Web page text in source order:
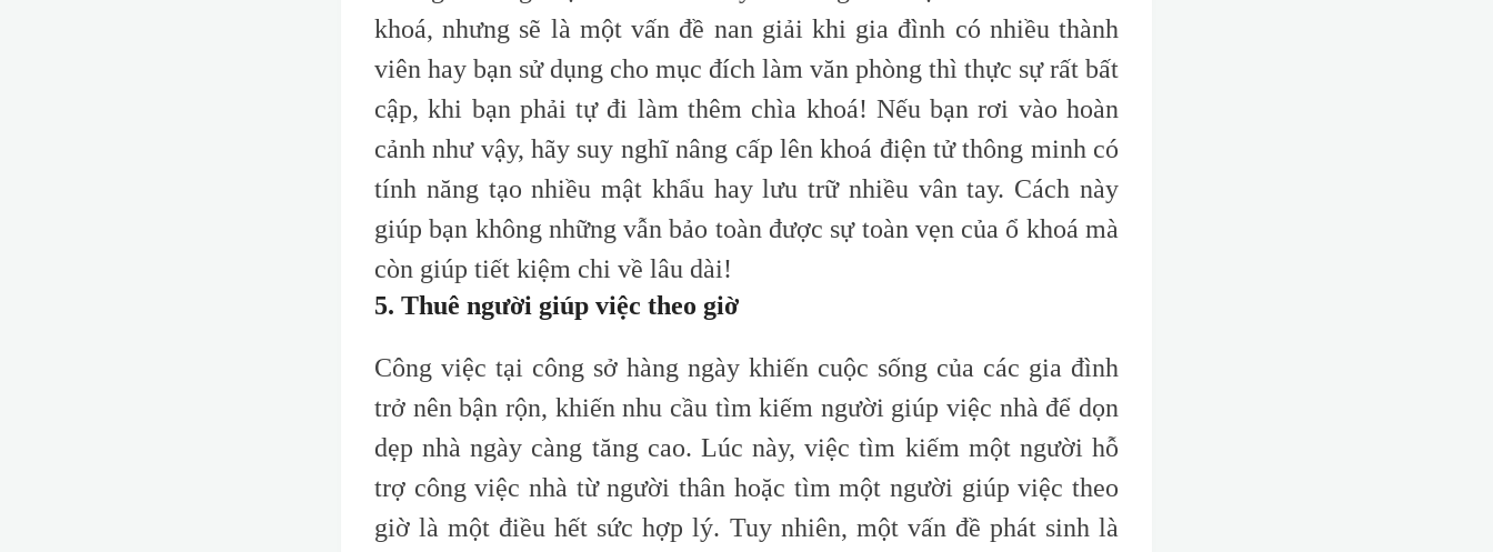
khoá, nhưng sẽ là một vấn đề nan giải khi gia đình có nhiều thành
viên hay bạn sử dụng cho mục đích làm văn phòng thì thực sự rất bất
cập, khi bạn phải tự đi làm thêm chìa khoá! Nếu bạn rơi vào hoàn
cảnh như vậy, hãy suy nghĩ nâng cấp lên khoá điện tử thông minh có
tính năng tạo nhiều mật khẩu hay lưu trữ nhiều vân tay. Cách này
giúp bạn không những vẫn bảo toàn được sự toàn vẹn của ổ khoá mà
còn giúp tiết kiệm chi về lâu dài!
5. Thuê người giúp việc theo giờ
Công việc tại công sở hàng ngày khiến cuộc sống của các gia đình
trở nên bận rộn, khiến nhu cầu tìm kiếm người giúp việc nhà để dọn
dẹp nhà ngày càng tăng cao. Lúc này, việc tìm kiếm một người hỗ
trợ công việc nhà từ người thân hoặc tìm một người giúp việc theo
giờ là một điều hết sức hợp lý. Tuy nhiên, một vấn đề phát sinh là